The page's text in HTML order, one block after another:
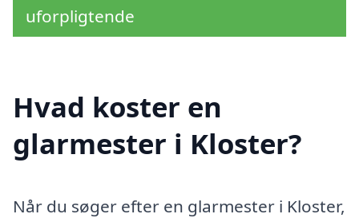
uforpligtende
Hvad koster en
glarmester i Kloster?
Når du søger efter en glarmester i Kloster,